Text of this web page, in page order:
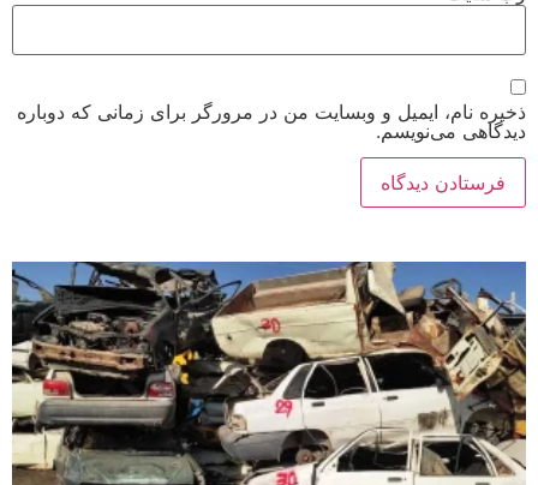
ذخیره نام، ایمیل و وبسایت من در مرورگر برای زمانی که دوباره
دیدگاهی می‌نویسم.